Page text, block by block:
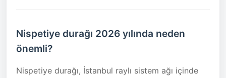
Nispetiye durağı 2026 yılında neden
önemli?
Nispetiye durağı, İstanbul raylı sistem ağı içinde